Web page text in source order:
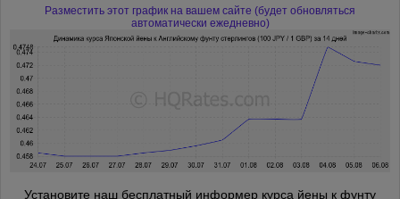
Разместить этот график на вашем сайте (будет обновляться
автоматически ежедневно)
Установите наш бесплатный информер курса йены к фунту